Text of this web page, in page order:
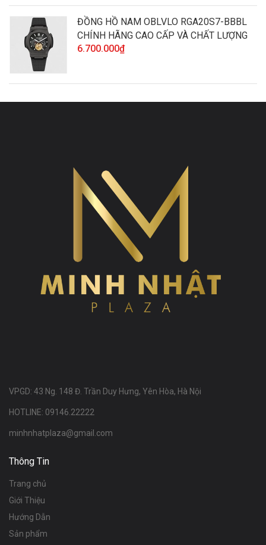
ĐỒNG HỒ NAM OBLVLO RGA20S7-BBBL
CHÍNH HÃNG CAO CẤP VÀ CHẤT LƯỢNG
6.700.000₫
VPGD: 43 Ng. 148 Đ. Trần Duy Hưng, Yên Hòa, Hà Nội
HOTLINE: 09146.22222
minhnhatplaza@gmail.com
Thông Tin
Trang chủ
Giới Thiệu
Hướng Dẫn
Sản phẩm